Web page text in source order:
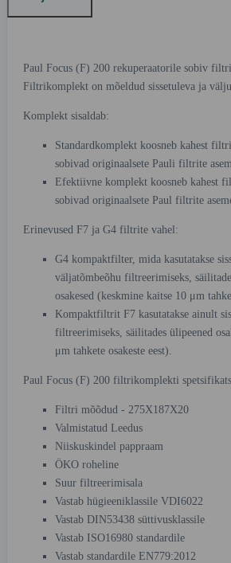
Paul Focus (F) 200 rekuperaatorile sobiv
Filtrikomplekt on mõeldud sissetuleva ja
Komplekt sisaldab:
Standardkomplekt koosneb kahest
sobivad originaalsete Pauli filtrite
Efektiivne komplekt koosneb kahest
sobivad originaalsete Paul filtrite
Erinevused F7 ja G4 filtrite vahel:
G4 kompaktfilter, mida kasutatakse
väljatõmbeõhu filtreerimiseks,
osakesed (keskmine kaitse 10 μm
Kompaktfiltrit F7 kasutatakse ainult
filtreerimiseks, säilitades ülipeened
μm tahkete osakeste eest).
Paul Focus (F) 200 filtrikomplekti
Filtri mõõdud - 275X187X20
Valmistatud Leedus
Niiskuskindel pappraam
ÖKO roheline
Suur filtreerimisala
Vastab hügieeniklassile VDI6022
Vastab DIN53438 süttivusklassile
Vastab ISO16980 standardile
Vastab standardile EN779:2012